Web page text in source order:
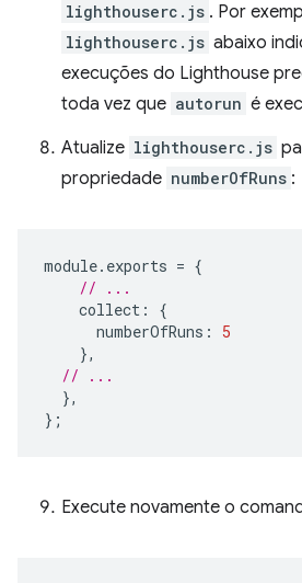
lighthouserc.js . Por
lighthouserc.js abaixo
execuções do Lighthouse
toda vez que autorun é
Atualize lighthouserc.js
propriedade numberOfRuns :
module. exports = {
// ...
collect :
{
numberOfRuns :
5
},
// ...
},
};
Execute novamente o